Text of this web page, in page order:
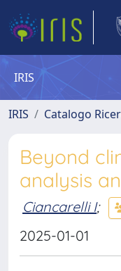
IRIS
IRIS Catalogo
Beyond
analysis
Ciancarelli I;
2025-01-01